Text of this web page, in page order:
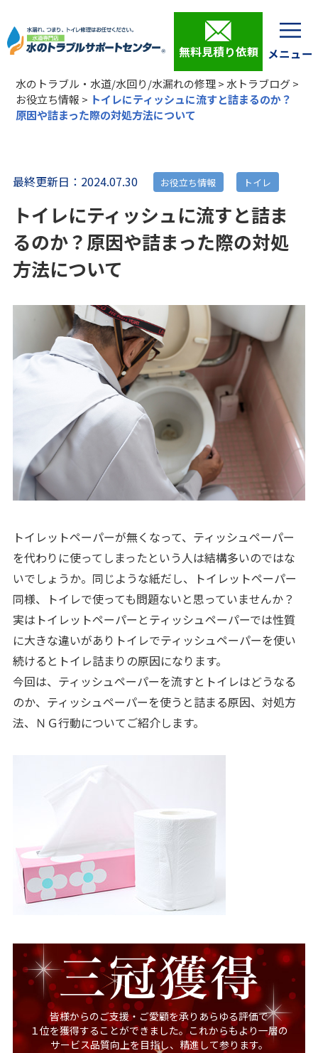
無料見積り依頼
水のトラブル・水道/水回り/水漏れの修理>水トラブログ>
お役立ち情報 > トイレにティッシュに流すと詰まるのか？
原因や詰まった際の対処方法について
最終更新日：2024.07.30 お役立ち情報 トイレ
トイレにティッシュに流すと詰ま
るのか？原因や詰まった際の対処
方法について
トイレットペーパーが無くなって、ティッシュペーパー
を代わりに使ってしまったという人は結構多いのではな
いでしょうか。同じような紙だし、トイレットペーパー
同様、トイレで使っても問題ないと思っていませんか？
実はトイレットペーパーとティッシュペーパーでは性質
に大きな違いがありトイレでティッシュペーパーを使い
続けるとトイレ詰まりの原因になります。
今回は、ティッシュペーパーを流すとトイレはどうなる
のか、ティッシュペーパーを使うと詰まる原因、対処方
法、ＮＧ行動についてご紹介します。
皆様からのご支援・ご愛顧を承りあらゆる評価で
１位を獲得することができました。これからもより一層の
サービス品質向上を目指し、精進して参ります。